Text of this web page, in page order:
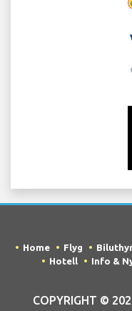
Home Flyg
Hotell
Info &
COPYRIGHT ©